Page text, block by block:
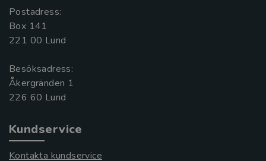
Postadress:
Box 141
221 00 Lund
Besöksadress:
Åkergränden 1
Kundservice
Kontakta kundservice